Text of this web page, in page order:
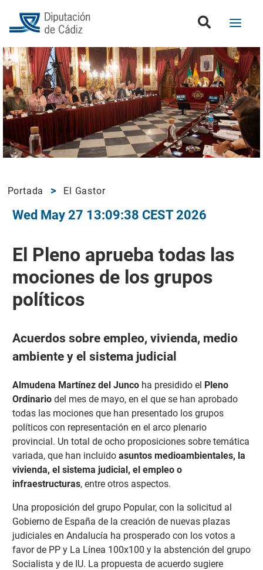
Portada El Gastor
Wed May 27 13:09:38 CEST 2026
El Pleno aprueba todas las
mociones de los grupos
políticos
Acuerdos sobre empleo, vivienda, medio
ambiente y el sistema judicial
Almudena Martínez del Junco ha presidido el Pleno
Ordinariodel mes de mayo, en el que se han aprobado
todas las mociones que han presentado los grupos
políticos con representación en el arco plenario
provincial. Un total de ocho proposiciones sobre temática
variada, que han incluido asuntos medioambientales, la
vivienda, el sistema judicial, el empleo o
infraestructuras, entre otros aspectos.
Una proposición del grupo Popular, con la solicitud al
Gobierno de España de la creación de nuevas plazas
judiciales en Andalucía ha prosperado con los votos a
favor de PP y La Línea 100x100 y la abstención del grupo
Socialista y de IU. La propuesta de acuerdo sugiere